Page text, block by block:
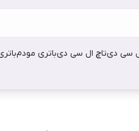
سی دیتاچ ال سی دیباتری مودم